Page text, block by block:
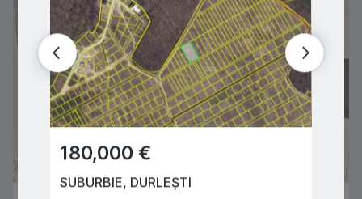
VÂNDUT
180,000 €
SUBURBIE, DURLEȘTI